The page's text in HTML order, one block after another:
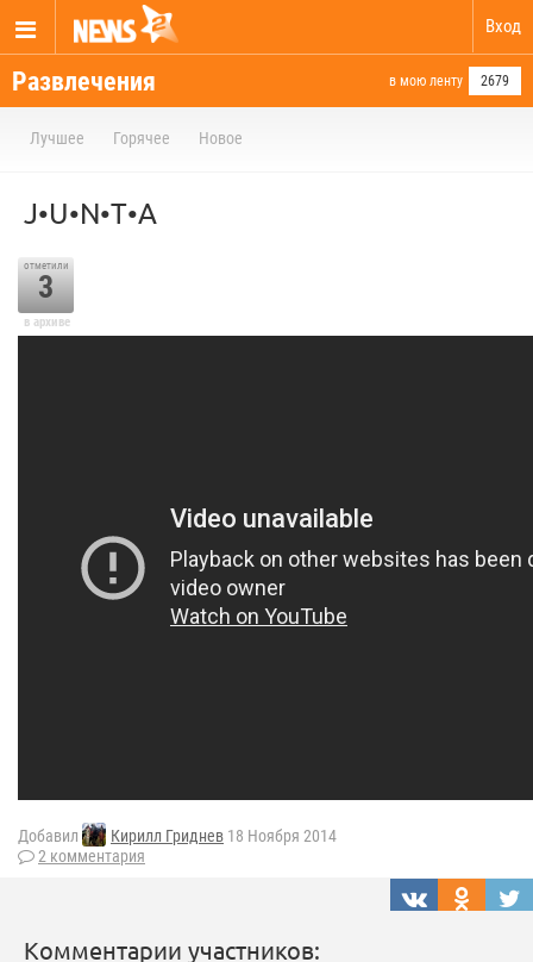
Вход
Развлечения в мою ленту 2679
Лучшее Горячее Новое
J•U•N•T•A
отметили
3
в архиве
Добавил Кирилл Гриднев 18 Ноября 2014
2 комментария
Комментарии участников: